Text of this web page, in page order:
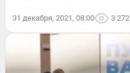
31 декабря, 2021, 08:00 3 272